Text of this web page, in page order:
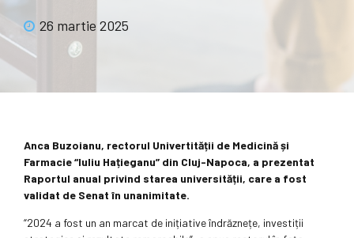
26 martie 2025
Anca Buzoianu, rectorul Univertității de Medicină și
Farmacie “Iuliu Hațieganu” din Cluj-Napoca, a prezentat
Raportul anual privind starea universității, care a fost
validat de Senat în unanimitate.
“2024 a fost un an marcat de inițiative îndrăznețe, investiții